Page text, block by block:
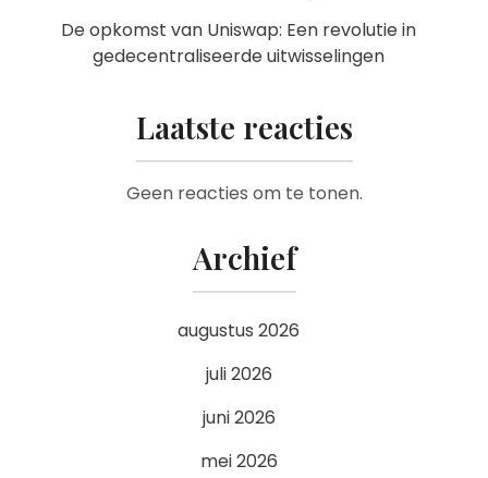
De opkomst van Uniswap: Een revolutie in
gedecentraliseerde uitwisselingen
Laatste reacties
Geen reacties om te tonen.
Archief
augustus 2026
juli 2026
juni 2026
mei 2026